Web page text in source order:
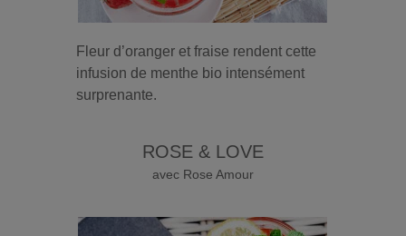
Fleur d’oranger et fraise rendent cette
infusion de menthe bio intensément
surprenante.
ROSE & LOVE
avec Rose Amour